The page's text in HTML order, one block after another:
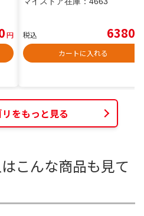
円
税込 6380
カートに入れる
をもっと見る
こんな商品も見て